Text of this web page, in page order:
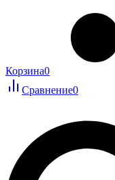
Корзина0
Сравнение0